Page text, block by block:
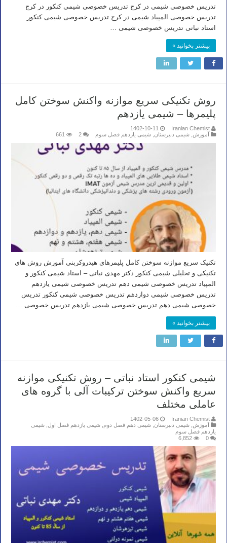
تدریس خصوصی شیمی در کرج تدریس خصوصی شیمی کنکور در کرج
تدریس خصوصی المپیاد شیمی در کرج تدریس خصوصی شیمی کنکور
استاد نباتی تدریس خصوصی شیمی …
بیشتر بخوانید »
روش تکنیکی سریع موازنه واکنش سوختن کامل
پلیمرها – شیمی یازدهم
Iranian Chemist
1402-10-11
آموزش شیمی دبیرستان شیمی یازدهم فصل سوم 2
661
تکنیک سریع موازنه سوختن کامل پلیمرهای هیدروکربنی آموزش روش های
تکنیکی و تحلیلی شیمی کنکور دکتر مهدی نباتی – استاد شیمی کنکور و
المپیاد تدریس خصوصی شیمی دهم تدریس خصوصی شیمی یازدهم
تدریس خصوصی شیمی دوازدهم تدریس خصوصی شیمی کنکور تدریس
خصوصی شیمی دهم تدریس خصوصی شیمی یازدهم تدریس خصوصی …
بیشتر بخوانید »
شیمی کنکور استاد نباتی – روش تکنیکی موازنه
سریع واکنش سوختن ترکیبات آلی با گروه های
عاملی مختلف
Iranian Chemist
1402-05-06
آموزش شیمی دبیرستان شیمی دهم فصل دوم شیمی یازدهم فصل اول شیمی
یازدهم فصل سوم
0
6,852